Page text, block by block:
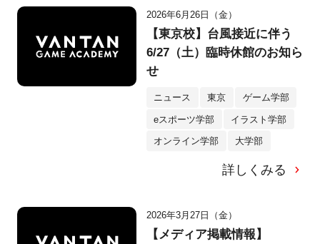
2026年6月26日（金）
【東京校】台風接近に伴う
6/27（土）臨時休館のお知ら
せ
ニュース 東京 ゲーム学部
eスポーツ学部 イラスト学部
オンライン学部 大学部
詳しくみる
2026年3月27日（金）
【メディア掲載情報】